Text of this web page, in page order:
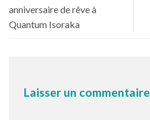
anniversaire de rêve à
Quantum Isoraka
Laisser un commentaire